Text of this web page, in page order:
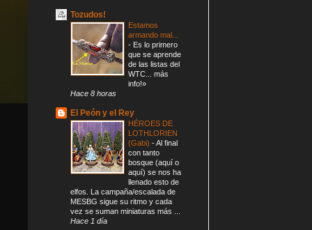
Tozudos!
Estamos
armando mal...
- Es lo primero
que se aprende
de las listas del
WTC... más
info!»
Hace 8 horas
El Peón y el Rey
HÉROES DE
LOTHLORIEN
(Gabi) -Al final
con tanto
bosque (aquí o
aquí) se nos ha
llenado esto de
elfos. La campaña/escalada de
MESBG sigue su ritmo y cada
vez se suman miniaturas más ...
Hace 1 día